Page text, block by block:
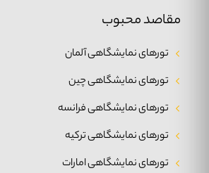
مقاصد محبوب
تورهای نمایشگاهی آلمان
تورهای نمایشگاهی چین
تورهای نمایشگاهی فرانسه
تورهای نمایشگاهی ترکیه
تورهای نمایشگاهی امارات